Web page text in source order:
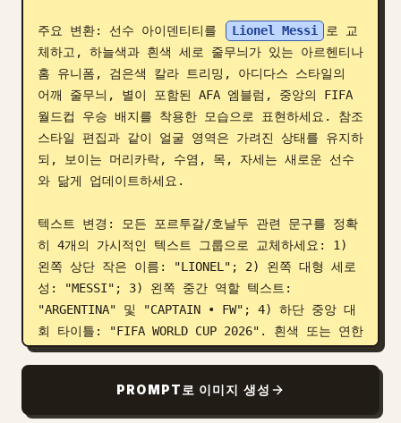
주요 변환: 선수 아이덴티티를 Lionel Messi
로 교
체하고, 하늘색과 흰색 세로 줄무늬가 있는 아르헨티나
홈 유니폼, 검은색 칼라 트리밍, 아디다스 스타일의
어깨 줄무늬, 별이 포함된 AFA 엠블럼, 중앙의 FIFA
월드컵 우승 배지를 착용한 모습으로 표현하세요. 참조
스타일 편집과 같이 얼굴 영역은 가려진 상태를 유지하
되, 보이는 머리카락, 수염, 목, 자세는 새로운 선수
와 닮게 업데이트하세요.
텍스트 변경: 모든 포르투갈/호날두 관련 문구를 정확
히 4개의 가시적인 텍스트 그룹으로 교체하세요: 1)
왼쪽 상단 작은 이름: "LIONEL"; 2) 왼쪽 대형 세로
성: "MESSI"; 3) 왼쪽 중간 역할 텍스트:
"ARGENTINA" 및 "CAPTAIN • FW"; 4) 하단 중앙 대
회 타이틀: "FIFA WORLD CUP 2026". 흰색 또는 연한
파란색의 굵은 컨덴스드(condensed) 스포츠 타이포그
PROMPT로 이미지 생성